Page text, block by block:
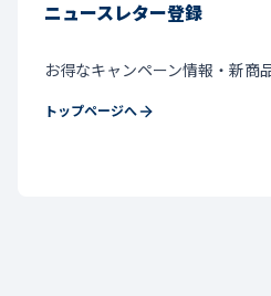
ニュースレター登録
お得なキャンペーン情報・新商
トップページへ